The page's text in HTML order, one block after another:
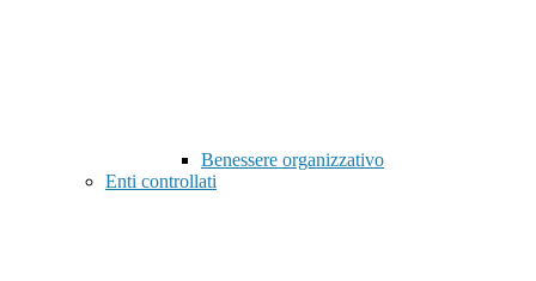
Benessere organizzativo
Enti controllati